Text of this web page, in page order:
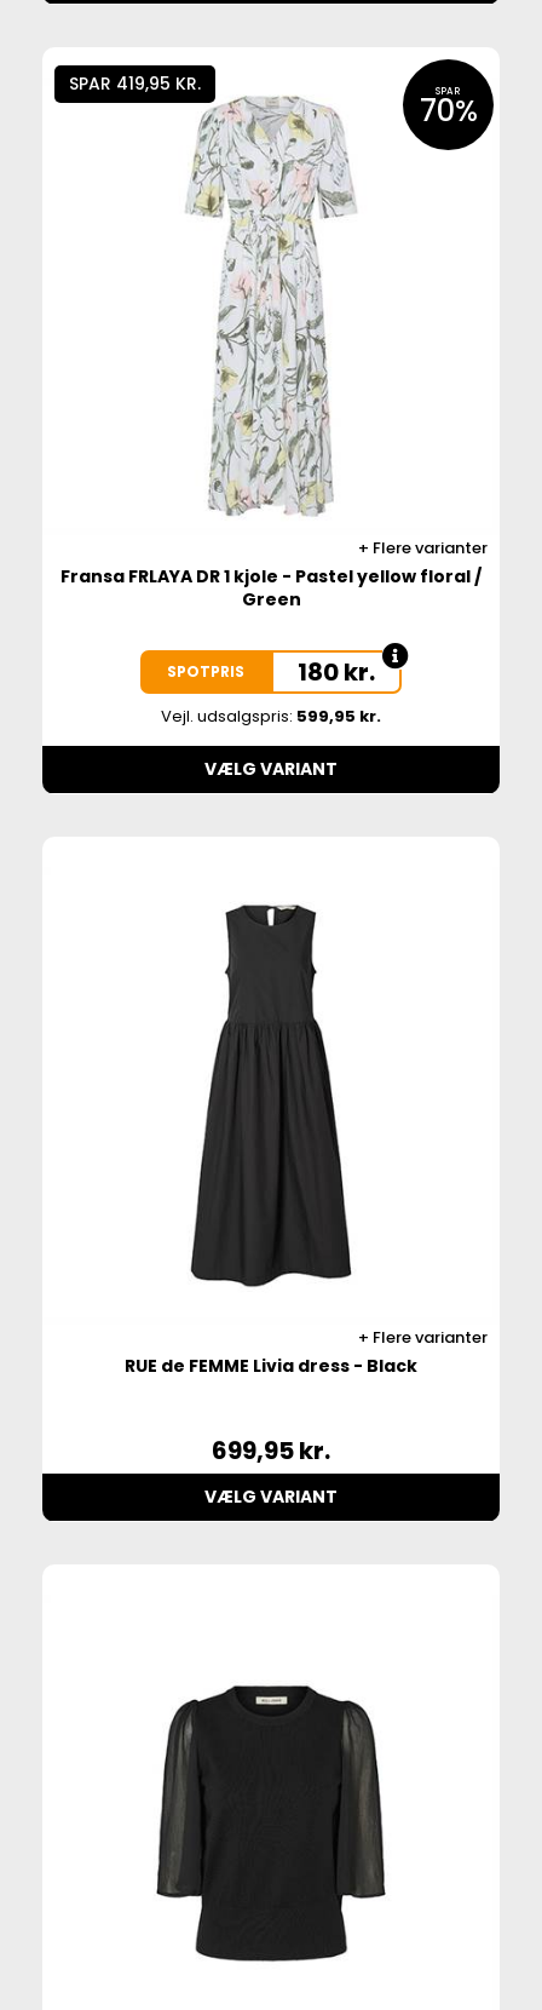
SPAR 419,95 KR. SPAR
70%
Flere varianter
Fransa FRLAYA DR 1 kjole - Pastel yellow floral /
Green
SPOTPRIS 180kr.
Vejl. udsalgspris: 599,95 kr.
VÆLG VARIANT
Flere varianter
RUE de FEMME Livia dress - Black
699,95kr.
VÆLG VARIANT